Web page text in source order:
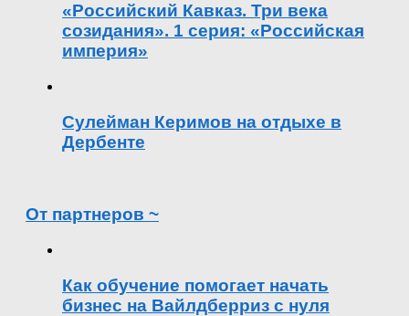
«Российский Кавказ. Три века
созидания». 1 серия: «Российская
империя»
Сулейман Керимов на отдыхе в
Дербенте
От партнеров ~
Как обучение помогает начать
бизнес на Вайлдберриз с нуля